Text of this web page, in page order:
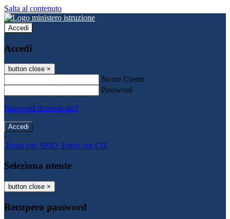
Salta al contenuto
Accedi
Accedi
button close ×
Nome Utente
Password
Password dimenticata?
-
Entra con SPID Entra con CIE
Seleziona utente
button close ×
Recupero password